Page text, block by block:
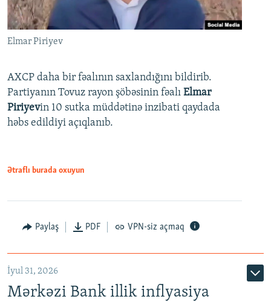
Elmar Piriyev
AXCP daha bir fəalının saxlandığını bildirib.
Partiyanın Tovuz rayon şöbəsinin fəalı Elmar
Piriyevin 10 sutka müddətinə inzibati qaydada
həbs edildiyi açıqlanıb.
Ətraflı burada oxuyun
Paylaş PDF VPN-siz açmaq
İyul 31, 2026
Mərkəzi Bank illik inflyasiya